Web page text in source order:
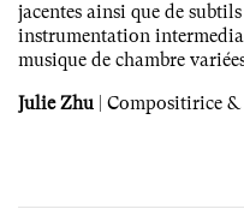
jacentes ainsi que de
instrumentation intermedia
musique de chambre
Julie Zhu
| Compositirice